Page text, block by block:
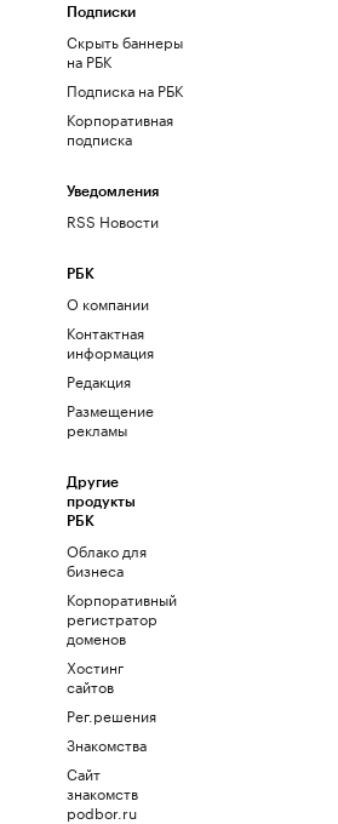
Подписки
Скрыть баннеры
на РБК
Подписка на РБК
Корпоративная
подписка
Уведомления
RSS Новости
РБК
О компании
Контактная
информация
Редакция
Размещение
рекламы
Другие
продукты
РБК
Облако для
бизнеса
Корпоративный
регистратор
доменов
Хостинг
сайтов
Рег.решения
Знакомства
Сайт
знакомств
podbor.ru